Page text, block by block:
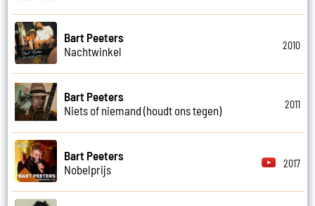
Bart Peeters
Nachtwinkel
2010
Bart Peeters
Niets of niemand (houdt ons tegen)
2011
Bart Peeters
Nobelprijs
2017